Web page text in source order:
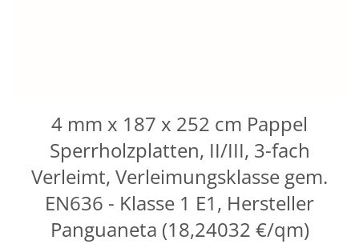
4 mm x 187 x 252 cm Pappel
Sperrholzplatten, II/III, 3-fach
Verleimt, Verleimungsklasse gem.
EN636 - Klasse 1 E1, Hersteller
Panguaneta (18,24032 €/qm)